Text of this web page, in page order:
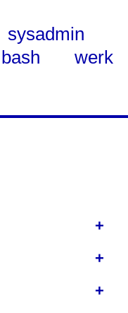
sysadmin
bash
werk
+
+
+